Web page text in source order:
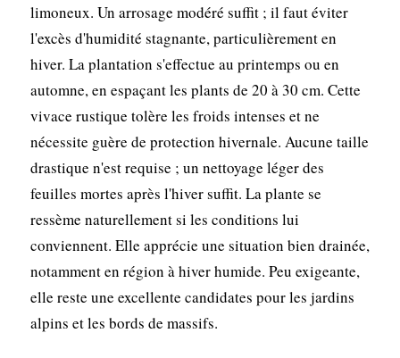
limoneux. Un arrosage modéré suffit ; il faut éviter
l'excès d'humidité stagnante, particulièrement en
hiver. La plantation s'effectue au printemps ou en
automne, en espaçant les plants de 20 à 30 cm. Cette
vivace rustique tolère les froids intenses et ne
nécessite guère de protection hivernale. Aucune taille
drastique n'est requise ; un nettoyage léger des
feuilles mortes après l'hiver suffit. La plante se
ressème naturellement si les conditions lui
conviennent. Elle apprécie une situation bien drainée,
notamment en région à hiver humide. Peu exigeante,
elle reste une excellente candidates pour les jardins
alpins et les bords de massifs.